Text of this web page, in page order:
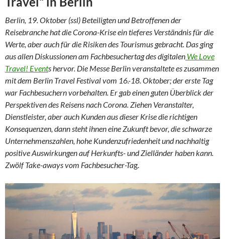
Berlin, 19. Oktober (ssl) Beteiligten und Betroffenen der
Reisebranche hat die Corona-Krise ein tieferes Verständnis für die
Werte, aber auch für die Risiken des Tourismus gebracht. Das ging
aus allen Diskussionen am Fachbesuchertag des digitalen We Love
Travel! Events hervor. Die Messe Berlin veranstaltete es zusammen
mit dem Berlin Travel Festival vom 16.-18. Oktober; der erste Tag
war Fachbesuchern vorbehalten. Er gab einen guten Überblick der
Perspektiven des Reisens nach Corona. Ziehen Veranstalter,
Dienstleister, aber auch Kunden aus dieser Krise die richtigen
Konsequenzen, dann steht ihnen eine Zukunft bevor, die schwarze
Unternehmenszahlen, hohe Kundenzufriedenheit und nachhaltig
positive Auswirkungen auf Herkunfts- und Zielländer haben kann.
Zwölf Take-aways vom Fachbesucher-Tag.